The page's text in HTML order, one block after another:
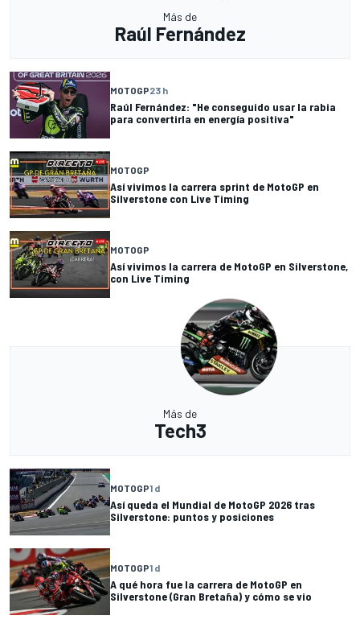
Más de
Raúl Fernández
MOTOGP23 h
Raúl Fernández: "He conseguido usar la rabia
para convertirla en energía positiva"
MOTOGP
Así vivimos la carrera sprint de MotoGP en
Silverstone con Live Timing
MOTOGP
Así vivimos la carrera de MotoGP en Silverstone,
con Live Timing
Más de
Tech3
MOTOGP1 d
Así queda el Mundial de MotoGP 2026 tras
Silverstone: puntos y posiciones
MOTOGP1 d
A qué hora fue la carrera de MotoGP en
Silverstone (Gran Bretaña) y cómo se vio